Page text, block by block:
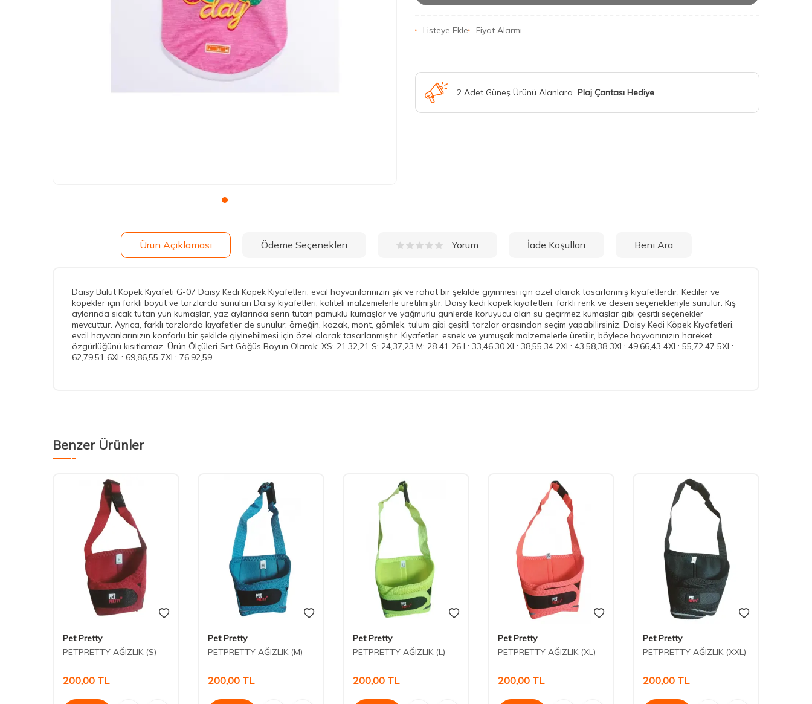
Listeye Ekle Fiyat Alarmı
2 Adet Güneş Ürünü Alanlara Plaj Çantası Hediye
Ürün Açıklaması Ödeme Seçenekleri Yorum İade Koşulları Beni Ara
Daisy Bulut Köpek Kıyafeti G-07 Daisy Kedi Köpek Kıyafetleri, evcil hayvanlarınızın şık ve rahat bir şekilde giyinmesi için özel olarak tasarlanmış kıyafetlerdir. Kediler ve
köpekler için farklı boyut ve tarzlarda sunulan Daisy kıyafetleri, kaliteli malzemelerle üretilmiştir. Daisy kedi köpek kıyafetleri, farklı renk ve desen seçenekleriyle sunulur. Kış
aylarında sıcak tutan yün kumaşlar, yaz aylarında serin tutan pamuklu kumaşlar ve yağmurlu günlerde koruyucu olan su geçirmez kumaşlar gibi çeşitli seçenekler
mevcuttur. Ayrıca, farklı tarzlarda kıyafetler de sunulur; örneğin, kazak, mont, gömlek, tulum gibi çeşitli tarzlar arasından seçim yapabilirsiniz. Daisy Kedi Köpek Kıyafetleri,
evcil hayvanlarınızın konforlu bir şekilde giyinebilmesi için özel olarak tasarlanmıştır. Kıyafetler, esnek ve yumuşak malzemelerle üretilir, böylece hayvanınızın hareket
özgürlüğünü kısıtlamaz. Ürün Ölçüleri Sırt Göğüs Boyun Olarak: XS: 21,32,21 S: 24,37,23 M: 28 41 26 L: 33,46,30 XL: 38,55,34 2XL: 43,58,38 3XL: 49,66,43 4XL: 55,72,47 5XL:
62,79,51 6XL: 69,86,55 7XL: 76,92,59
Benzer Ürünler
Pet Pretty
PETPRETTY AĞIZLIK (S)
200,00 TL
Pet Pretty
PETPRETTY AĞIZLIK (M)
200,00 TL
Pet Pretty
PETPRETTY AĞIZLIK (L)
200,00 TL
Pet Pretty
PETPRETTY AĞIZLIK (XL)
200,00 TL
Pet Pretty
PETPRETTY AĞIZLIK (XXL)
200,00 TL